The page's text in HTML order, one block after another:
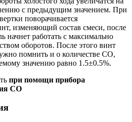
с предыдущим значением. При
поворачивается
изменяющий состав смеси, после
начнет работать с максимально
оборотов. После этого винт
помнить и о количестве СО,
значению равно 1.5±0.5%.
при помощи прибора
СО